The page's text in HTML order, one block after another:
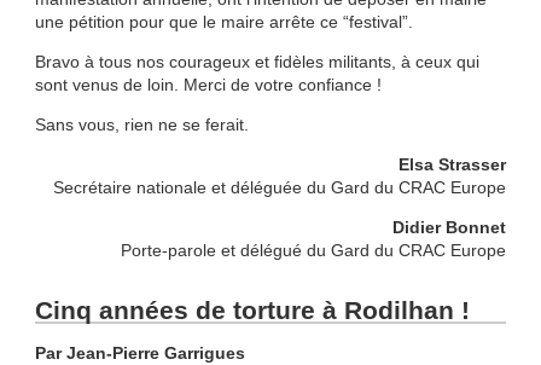
une pétition pour que le maire arrête ce “festival”.
Bravo à tous nos courageux et fidèles militants, à ceux qui
sont venus de loin. Merci de votre confiance !
Sans vous, rien ne se ferait.
Elsa Strasser
Secrétaire nationale et déléguée du Gard du CRAC Europe
Didier Bonnet
Porte-parole et délégué du Gard du CRAC Europe
Cinq années de torture à Rodilhan !
Par Jean-Pierre Garrigues